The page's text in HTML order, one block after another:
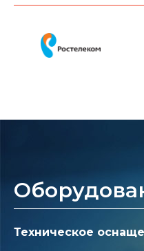
Техническое